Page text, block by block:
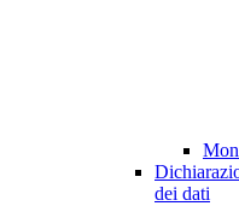
dei dati